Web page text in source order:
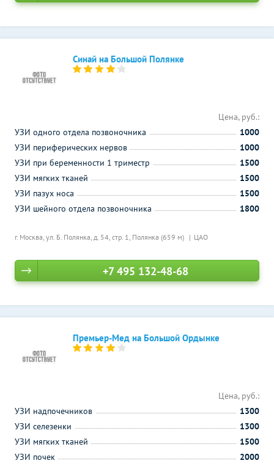
Синай на Большой Полянке
г. Москва, ул. Б. Полянка, д. 54, стр. 1, Полянка (659 м) ЦАО
Цена, руб.:
УЗИ одного отдела позвоночника
1000
УЗИ периферических нервов
1000
УЗИ при беременности 1 триместр
1500
УЗИ мягких тканей
1500
УЗИ пазух носа
1500
УЗИ шейного отдела позвоночника
1800
+7 495 132-48-68
Премьер-Мед на Большой Ордынке
Цена, руб.:
УЗИ надпочечников
1300
УЗИ селезенки
1300
УЗИ мягких тканей
1500
УЗИ почек
2000